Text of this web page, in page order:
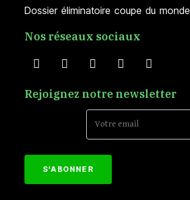
Dossier éliminatoire coupe du monde
Nos réseaux sociaux
Rejoignez notre newsletter